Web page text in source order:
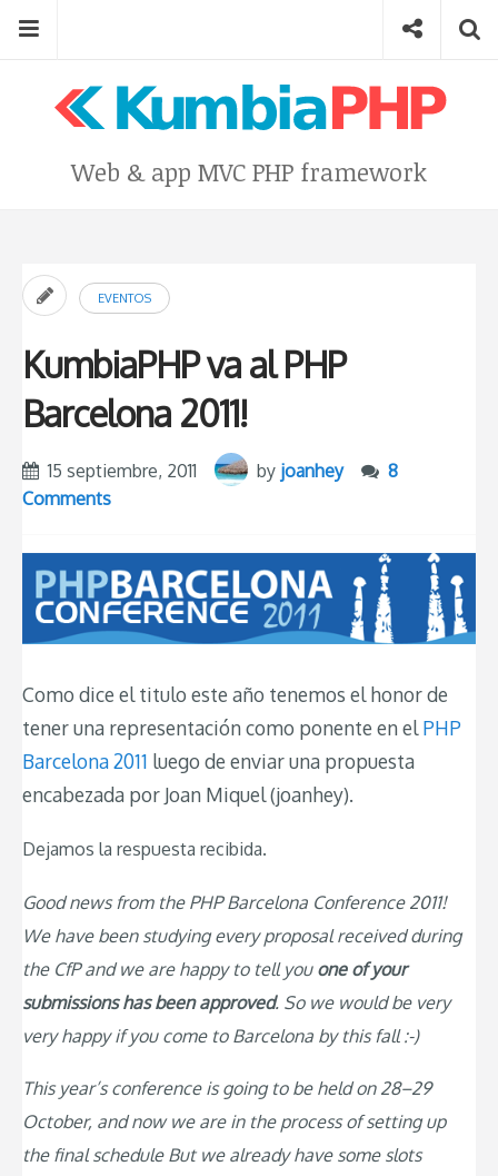
content
Menu
Type your search keyword, and press enter to search
Social
Web & app MVC PHP framework
EVENTOS
KumbiaPHP va al PHP
Barcelona 2011!
15 septiembre, 2011 by joanhey
8
Comments
Como dice el titulo este año tenemos el honor de
tener una representación como ponente en elPHP
Barcelona 2011 luego de enviar una propuesta
encabezada por Joan Miquel (joanhey).
Dejamos la respuesta recibida.
Good news from the PHP Barcelona Conference 2011!
We have been studying every proposal received during
the CfP and we are happy to tell you one of your
submissions has been approved. So we would be very
very happy if you come to Barcelona by this fall :-)
This year’s conference is going to be held on 28–29
October, and now we are in the process of setting up
the final schedule But we already have some slots